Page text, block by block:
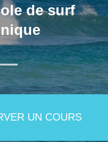
de surf
UN COURS